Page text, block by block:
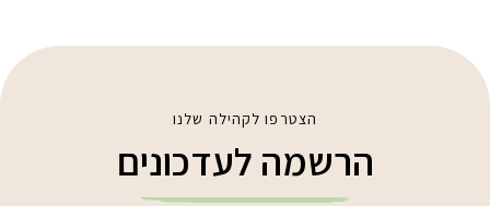
הצטרפו לקהילה שלנו
הרשמה לעדכונים